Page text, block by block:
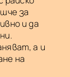
за
и да
а и
на